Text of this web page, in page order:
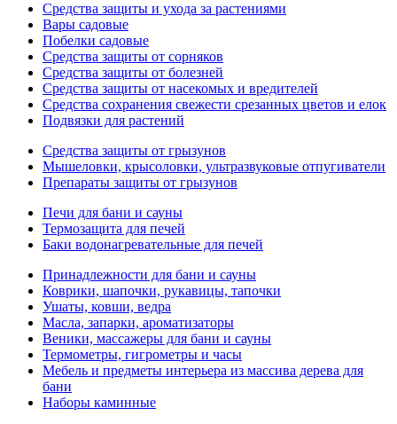
Средства защиты и ухода за растениями
Вары садовые
Побелки садовые
Средства защиты от сорняков
Средства защиты от болезней
Средства защиты от насекомых и вредителей
Средства сохранения свежести срезанных цветов и елок
Подвязки для растений
Средства защиты от грызунов
Мышеловки, крысоловки, ультразвуковые отпугиватели
Препараты защиты от грызунов
Печи для бани и сауны
Термозащита для печей
Баки водонагревательные для печей
Принадлежности для бани и сауны
Коврики, шапочки, рукавицы, тапочки
Ушаты, ковши, ведра
Масла, запарки, ароматизаторы
Веники, массажеры для бани и сауны
Термометры, гигрометры и часы
Мебель и предметы интерьера из массива дерева для
бани
Наборы каминные